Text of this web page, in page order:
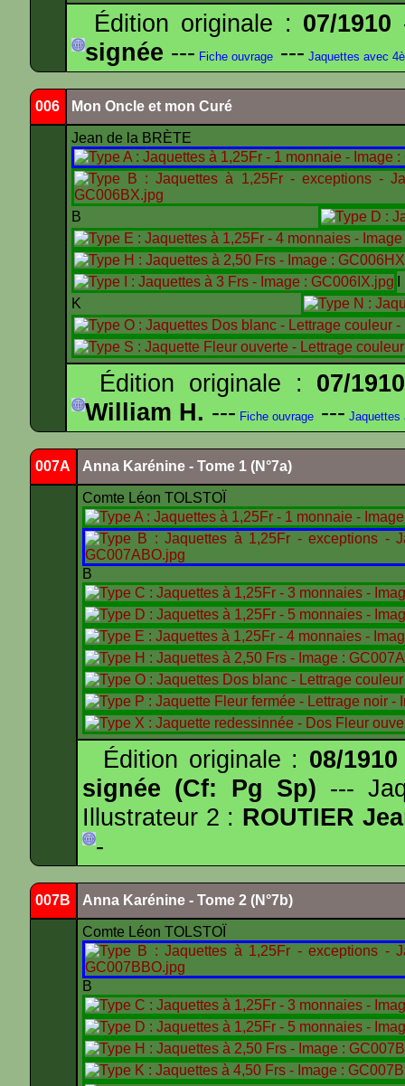
Édition originale : 07/1910
signée --- Fiche ouvrage --- Jaquettes avec
006 Mon Oncle et mon Curé
Jean de la BRÈTE
B
K
Édition originale : 07/1910
William H. --- Fiche ouvrage --- Jaquettes
007A Anna Karénine - Tome 1 (N°7a)
Comte Léon TOLSTOÏ
B
Édition originale : 08/1910
signée (Cf: Pg Sp) ---
Illustrateur 2 : ROUTIER
-
007B Anna Karénine - Tome 2 (N°7b)
Comte Léon TOLSTOÏ
B